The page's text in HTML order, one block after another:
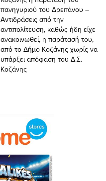
πανηγυριού του Δρεπάνου –
Αντιδράσεις από την
αντιπολίτευση, καθώς ήδη είχε
ανακοινωθεί, η παράτασή του,
από το Δήμο Κοζάνης χωρίς να
υπάρξει απόφαση του Δ.Σ.
Κοζάνης